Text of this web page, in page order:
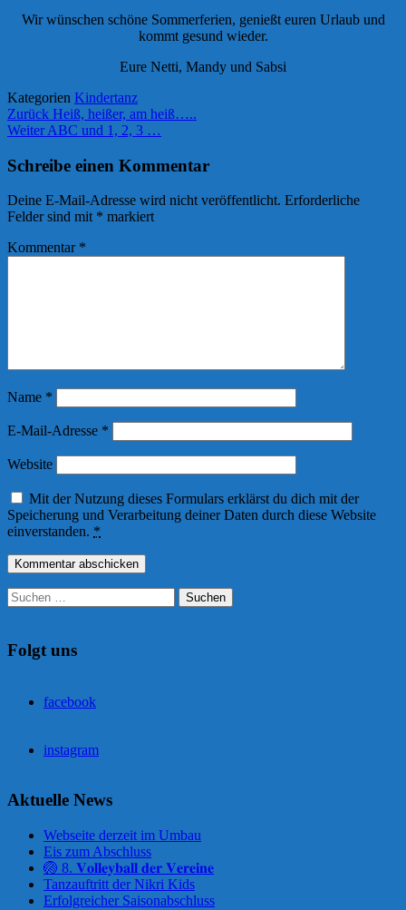
Wir wünschen schöne Sommerferien, genießt euren Urlaub und
kommt gesund wieder.
Eure Netti, Mandy und Sabsi
Kategorien Kindertanz
Beitragsnavigation
Zurück Heiß, heißer, am heiß…..
Weiter ABC und 1, 2, 3 …
Schreibe einen Kommentar
Deine E-Mail-Adresse wird nicht veröffentlicht. Erforderliche
Felder sind mit * markiert
Kommentar *
Name *
E-Mail-Adresse *
Website
Mit der Nutzung dieses Formulars erklärst du dich mit der
Speicherung und Verarbeitung deiner Daten durch diese Website
einverstanden. *
Suchen
nach:
Folgt uns
facebook
instagram
Aktuelle News
Webseite derzeit im Umbau
Eis zum Abschluss
🏐 8. 𝐕𝐨𝐥𝐥𝐞𝐲𝐛𝐚𝐥𝐥 𝐝𝐞𝐫 𝐕𝐞𝐫𝐞𝐢𝐧𝐞
Tanzauftritt der Nikri Kids
Erfolgreicher Saisonabschluss